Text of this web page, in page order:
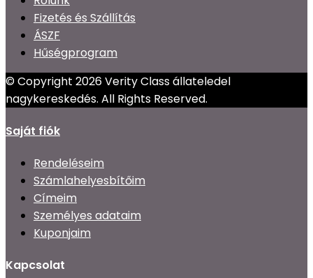
Fizetés és Szállítás
ÁSZF
Hűségprogram
© Copyright 2026 Verity Class állateledel
nagykereskedés. All Rights Reserved.
Saját fiók
Rendeléseim
Számlahelyesbítőim
Címeim
Személyes adataim
Kuponjaim
Kapcsolat